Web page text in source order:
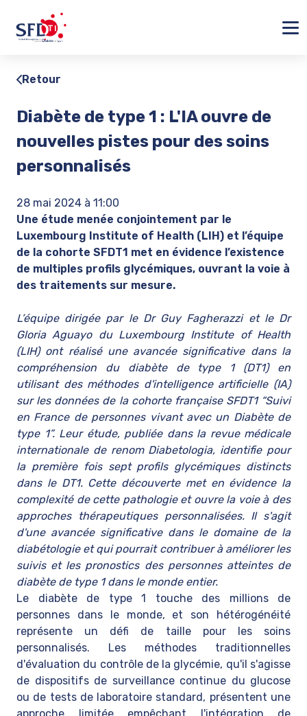
Retour
Diabète de type 1 : L'IA ouvre de
nouvelles pistes pour des soins
personnalisés
28 mai 2024 à 11:00
Une étude menée conjointement par le
Luxembourg Institute of Health (LIH) et l’équipe
de la cohorte SFDT1 met en évidence l’existence
de multiples profils glycémiques, ouvrant la voie à
des traitements sur mesure.
L’équipe dirigée par le Dr Guy Fagherazzi et le Dr
Gloria Aguayo du Luxembourg Institute of Health
(LIH) ont réalisé une avancée significative dans la
compréhension du diabète de type 1 (DT1) en
utilisant des méthodes d'intelligence artificielle (IA)
sur les données de la cohorte française SFDT1 “Suivi
en France de personnes vivant avec un Diabète de
type 1”. Leur étude, publiée dans la revue médicale
internationale de renom Diabetologia, identifie pour
la première fois sept profils glycémiques distincts
dans le DT1. Cette découverte met en évidence la
complexité de cette pathologie et ouvre la voie à des
approches thérapeutiques personnalisées. Il s'agit
d'une avancée significative dans le domaine de la
diabétologie et qui pourrait contribuer à améliorer les
suivis et les pronostics des personnes atteintes de
diabète de type 1 dans le monde entier.
Le diabète de type 1 touche des millions de
personnes dans le monde, et son hétérogénéité
représente un défi de taille pour les soins
personnalisés. Les méthodes traditionnelles
d'évaluation du contrôle de la glycémie, qu'il s'agisse
de dispositifs de surveillance continue du glucose
ou de tests de laboratoire standard, présentent une